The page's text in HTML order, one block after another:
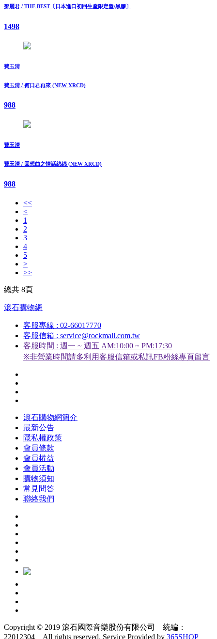
鄧麗君 / THE BEST〔日本進口初回生產限定盤/黑膠〕
1498
費玉清
費玉清 / 何日君再來 (NEW XRCD)
988
費玉清
費玉清 / 回想曲之情話綿綿 (NEW XRCD)
988
<<
<
1
2
3
4
5
>
>>
總共 8頁
滾石購物網
客服專線 : 02-66017770
客服信箱 : service@rockmall.com.tw
客服時間 : 週一 ~ 週五 AM:10:00 ~ PM:17:30
※非營業時間請多利用客服信箱或私訊FB粉絲專頁留言
滾石購物網簡介
最新公告
隱私權政策
會員條款
會員權益
會員活動
購物須知
常見問答
聯絡我們
Copyright © 2019 滾石國際音樂股份有限公司 統編：
22012304 All rights reserved. Service Provided by 365SHOP